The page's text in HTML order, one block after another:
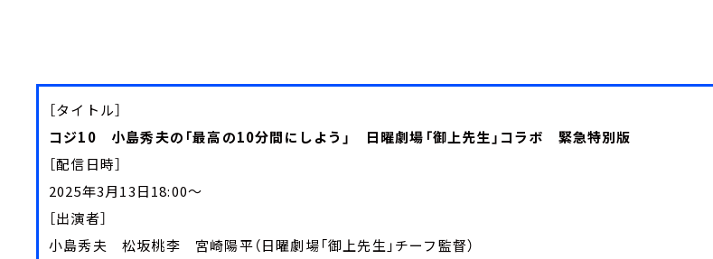
［タイトル］
コジ10 小島秀夫の「最高の10分間にしよう」 日曜劇場「御上先生」コラボ 緊急特別版
［配信日時］
2025年3月13日18:00～
［出演者］
小島秀夫 松坂桃李 宮崎陽平（日曜劇場「御上先生」チーフ監督）